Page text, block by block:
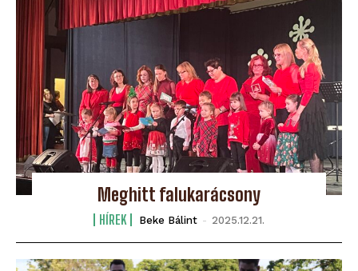
Meghitt falukarácsony
HÍREK Beke Bálint - 2025.12.21.